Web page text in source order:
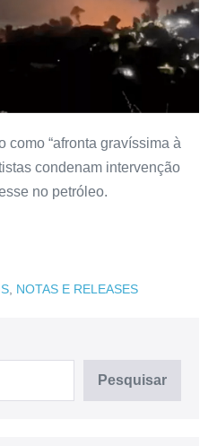
como “afronta gravíssima à
condenam intervenção
no petróleo.
, NOTAS E RELEASES
Pesquisar